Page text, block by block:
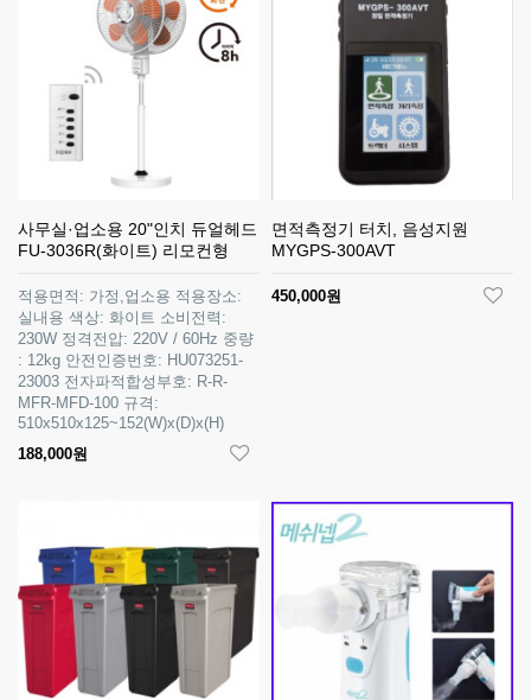
사무실·업소용 20"인치 듀얼헤드
FU-3036R(화이트) 리모컨형
적용면적: 가정,업소용 적용장소:
실내용 색상: 화이트 소비전력:
230W 정격전압: 220V / 60Hz 중량
: 12kg 안전인증번호: HU073251-
23003 전자파적합성부호: R-R-
MFR-MFD-100 규격:
510x510x125~152(W)x(D)x(H)
188,000원
면적측정기 터치, 음성지원
MYGPS-300AVT
450,000원